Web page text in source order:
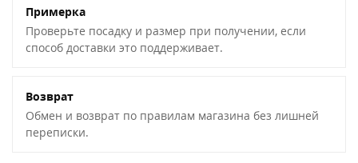
Примерка
Проверьте посадку и размер при получении, если
способ доставки это поддерживает.
Возврат
Обмен и возврат по правилам магазина без лишней
переписки.